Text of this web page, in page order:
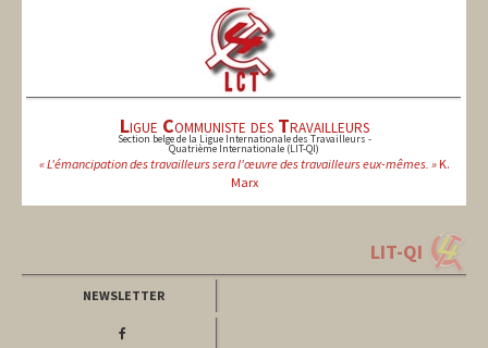
Ligue Communiste des Travailleurs
Section belge de la Ligue Internationale des Travailleurs -
Quatrième Internationale (LIT-QI)
« L'émancipation des travailleurs sera l'œuvre des travailleurs eux-mêmes. »K.
Marx
LIT-QI
NEWSLETTER